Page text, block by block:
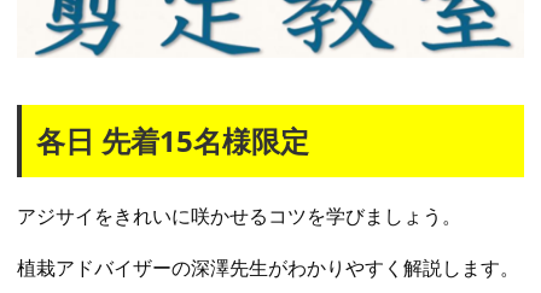
各日 先着15名様限定
アジサイをきれいに咲かせるコツを学びましょう。
植栽アドバイザーの深澤先生がわかりやすく解説します。